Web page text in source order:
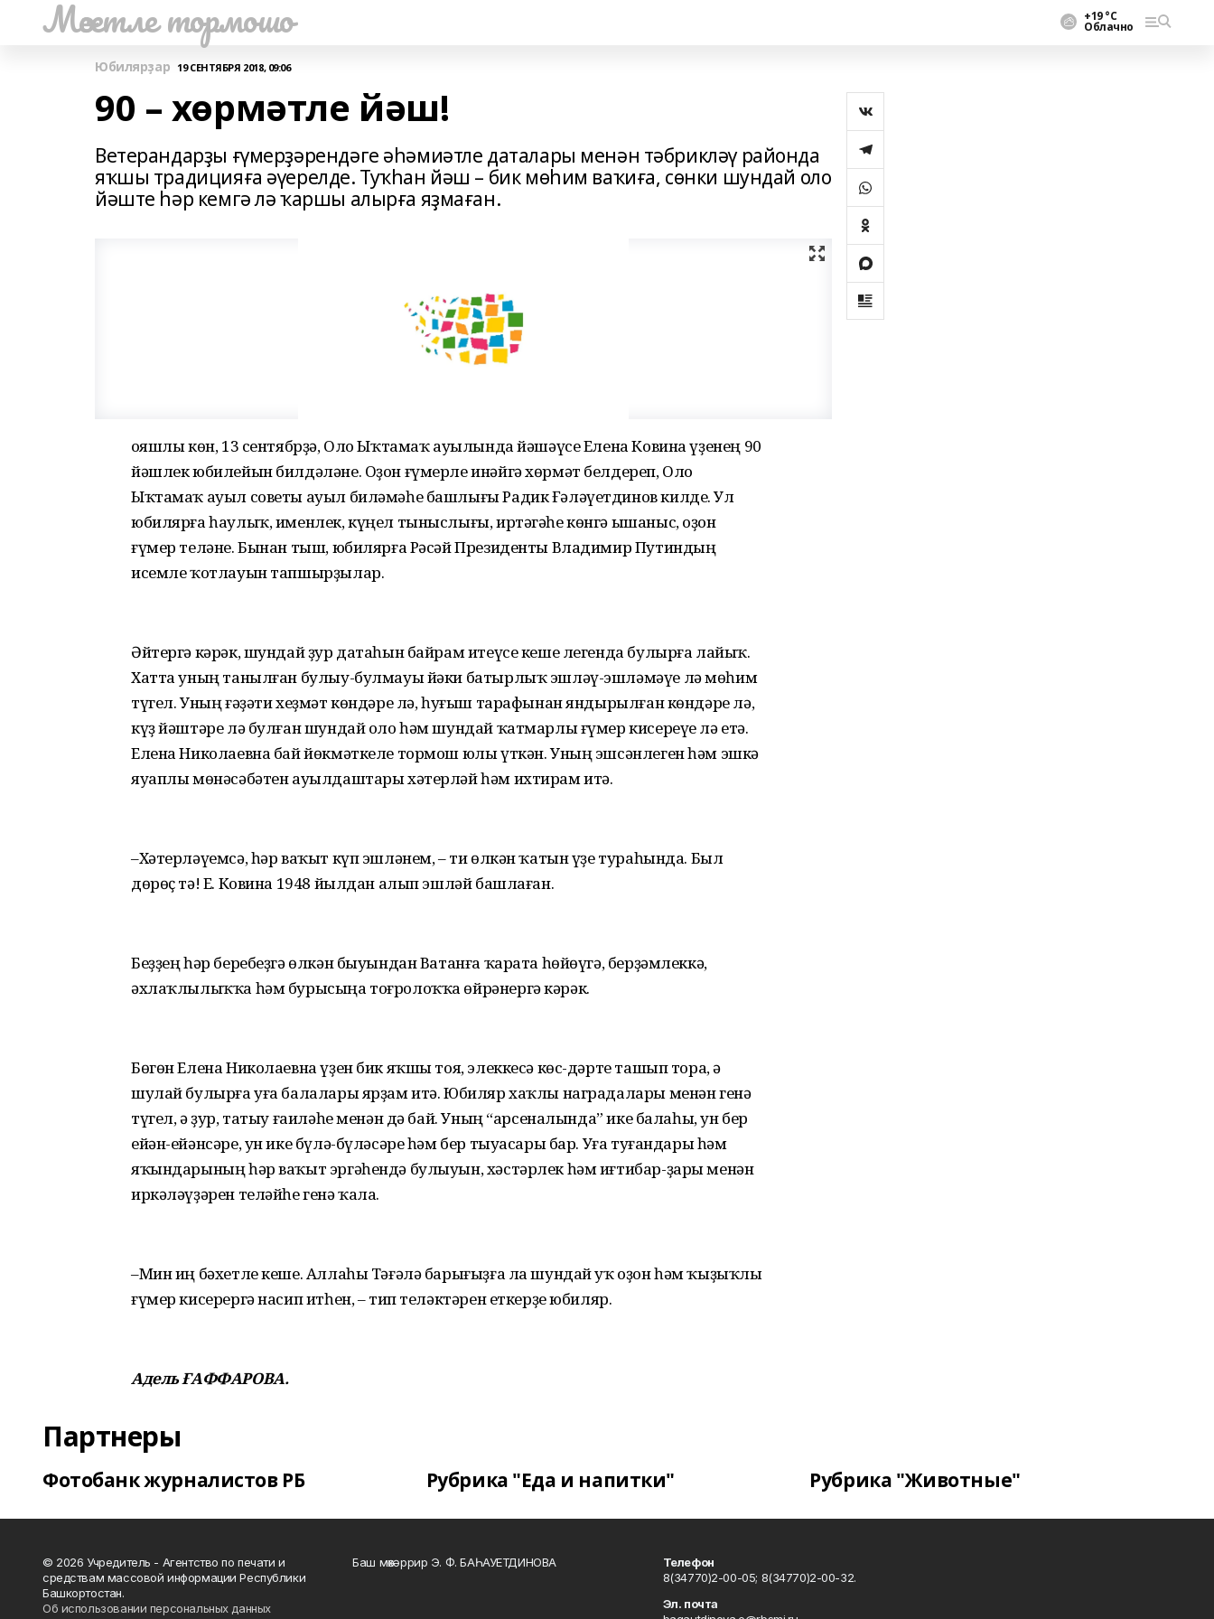
Мәсетле тормошо +19 °С
Облачно
Юбилярҙар 19 СЕНТЯБРЯ 2018, 09:06
90 – хөрмәтле йәш!
Ветерандарҙы ғүмерҙәрендәге әһәмиәтле даталары менән тәбрикләү районда
яҡшы традицияға әүерелде. Туҡһан йәш – бик мөһим ваҡиға, сөнки шундай оло
йәште һәр кемгә лә ҡаршы алырға яҙмаған.
Ҡояшлы көн, 13 сентябрҙә, Оло Ыҡтамаҡ ауылында йәшәүсе Елена Ковина үҙенең 90
йәшлек юбилейын билдәләне. Оҙон ғүмерле инәйгә хөрмәт белдереп, Оло
Ыҡтамаҡ ауыл советы ауыл биләмәһе башлығы Радик Ғәләүетдинов килде. Ул
юбилярға һаулыҡ, именлек, күңел тыныслығы, иртәгәһе көнгә ышаныс, оҙон
ғүмер теләне. Бынан тыш, юбилярға Рәсәй Президенты Владимир Путиндың
исемле ҡотлауын тапшырҙылар.
Әйтергә кәрәк, шундай ҙур датаһын байрам итеүсе кеше легенда булырға лайыҡ.
Хатта уның танылған булыу-булмауы йәки батырлыҡ эшләү-эшләмәүе лә мөһим
түгел. Уның ғәҙәти хеҙмәт көндәре лә, һуғыш тарафынан яндырылған көндәре лә,
күҙ йәштәре лә булған шундай оло һәм шундай ҡатмарлы ғүмер кисереүе лә етә.
Елена Николаевна бай йөкмәткеле тормош юлы үткән. Уның эшсәнлеген һәм эшкә
яуаплы мөнәсәбәтен ауылдаштары хәтерләй һәм ихтирам итә.
–Хәтерләүемсә, һәр ваҡыт күп эшләнем, – ти өлкән ҡатын үҙе тураһында. Был
дөрөҫ тә! Е. Ковина 1948 йылдан алып эшләй башлаған.
Беҙҙең һәр беребеҙгә өлкән быуындан Ватанға ҡарата һөйөүгә, берҙәмлеккә,
әхлаҡлылыҡҡа һәм бурысыңа тоғролоҡҡа өйрәнергә кәрәк.
Бөгөн Елена Николаевна үҙен бик яҡшы тоя, элеккесә көс-дәрте ташып тора, ә
шулай булырға уға балалары ярҙам итә. Юбиляр хаҡлы наградалары менән генә
түгел, ә ҙур, татыу ғаиләһе менән дә бай. Уның “арсеналында” ике балаһы, ун бер
ейән-ейәнсәре, ун ике бүлә-бүләсәре һәм бер тыуасары бар. Уға туғандары һәм
яҡындарының һәр ваҡыт эргәһендә булыуын, хәстәрлек һәм иғтибар-ҙары менән
иркәләүҙәрен теләйһе генә ҡала.
–Мин иң бәхетле кеше. Аллаһы Тәғәлә барығыҙға ла шундай уҡ оҙон һәм ҡыҙыҡлы
ғүмер кисерергә насип итһен, – тип теләктәрен еткерҙе юбиляр.
Адель ҒАФФАРОВА.
Партнеры
Фотобанк журналистов РБ Рубрика "Еда и напитки" Рубрика "Животные"
© 2026 Учредитель - Агентство по печати и
средствам массовой информации Республики
Башкортостан.
Об использовании персональных данных
Баш мөхәррир Э. Ф. БАҺАУЕТДИНОВА
Телефон
8(34770)2-00-05; 8(34770)2-00-32.
Эл. почта